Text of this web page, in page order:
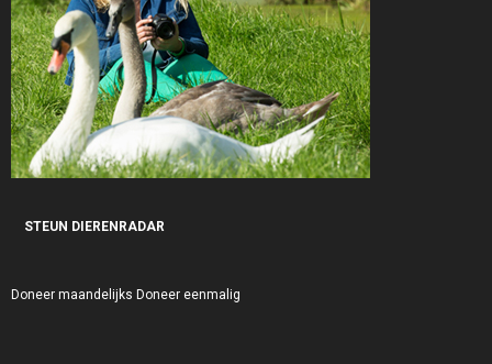
STEUN DIERENRADAR
Doneer maandelijks Doneer eenmalig